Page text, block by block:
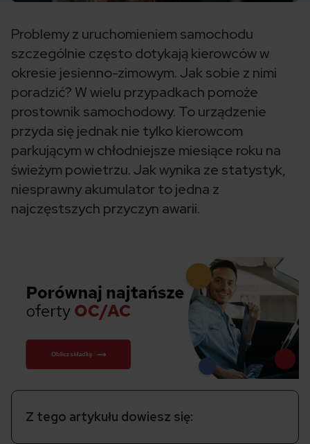
Problemy z uruchomieniem samochodu
szczególnie często dotykają kierowców w
okresie jesienno-zimowym. Jak sobie z nimi
poradzić? W wielu przypadkach pomoże
prostownik samochodowy. To urządzenie
przyda się jednak nie tylko kierowcom
parkującym w chłodniejsze miesiące roku na
świeżym powietrzu. Jak wynika ze statystyk,
niesprawny akumulator to jedna z
najczęstszych przyczyn awarii.
Z tego artykułu dowiesz się: